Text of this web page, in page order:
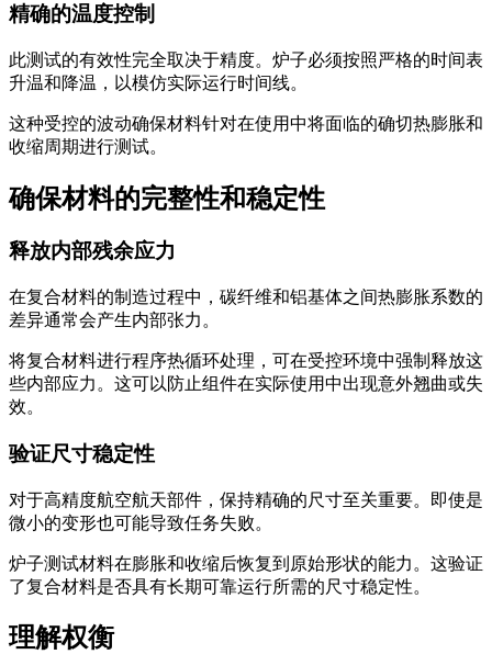
精确的温度控制
此测试的有效性完全取决于精度。炉子必须按照严格的时间表
升温和降温，以模仿实际运行时间线。
这种受控的波动确保材料针对在使用中将面临的确切热膨胀和
收缩周期进行测试。
确保材料的完整性和稳定性
释放内部残余应力
在复合材料的制造过程中，碳纤维和铝基体之间热膨胀系数的
差异通常会产生内部张力。
将复合材料进行程序热循环处理，可在受控环境中强制释放这
些内部应力。这可以防止组件在实际使用中出现意外翘曲或失
效。
验证尺寸稳定性
对于高精度航空航天部件，保持精确的尺寸至关重要。即使是
微小的变形也可能导致任务失败。
炉子测试材料在膨胀和收缩后恢复到原始形状的能力。这验证
了复合材料是否具有长期可靠运行所需的尺寸稳定性。
理解权衡